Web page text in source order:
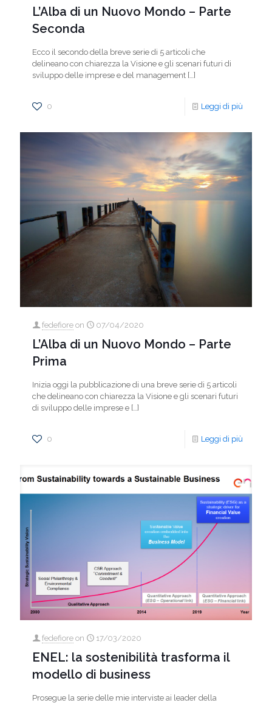
L’Alba di un Nuovo Mondo – Parte
Seconda
Ecco il secondo della breve serie di 5 articoli che
delineano con chiarezza la Visione e gli scenari futuri di
sviluppo delle imprese e del management […]
0 Leggi di più
fedefiore on 07/04/2020
L’Alba di un Nuovo Mondo – Parte
Prima
Inizia oggi la pubblicazione di una breve serie di 5 articoli
che delineano con chiarezza la Visione e gli scenari futuri
di sviluppo delle imprese e […]
0 Leggi di più
fedefiore on 17/03/2020
ENEL: la sostenibilità trasforma il
modello di business
Prosegue la serie delle mie interviste ai leader della